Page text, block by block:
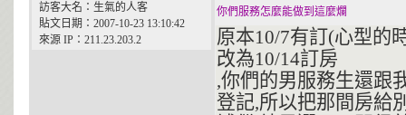
訪客大名：生氣的人客
貼文日期：2007-10-23 13:10:42
來源 IP：211.23.203.2
你們服務怎麼能做到這麼爛
原本10/7有訂(心型的
改為10/14訂房
,你們的男服務生還跟
登記,所以把那間房給